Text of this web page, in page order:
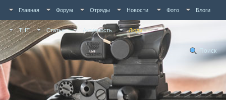
Главная Форум Отряды Новости Фото Блоги
ТНТ Статьи Активность Люди
Поиск